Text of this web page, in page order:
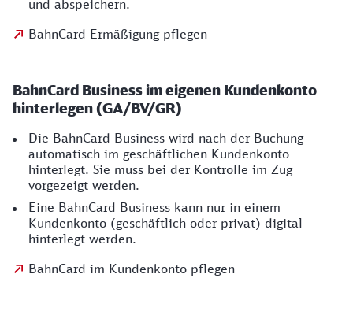
und abspeichern.
BahnCard Ermäßigung pflegen
BahnCard Business im eigenen Kundenkonto
hinterlegen (GA/BV/GR)
Die BahnCard Business wird nach der Buchung
automatisch im geschäftlichen Kundenkonto
hinterlegt. Sie muss bei der Kontrolle im Zug
vorgezeigt werden.
Eine BahnCard Business kann nur in einem
Kundenkonto (geschäftlich oder privat) digital
hinterlegt werden.
BahnCard im Kundenkonto pflegen